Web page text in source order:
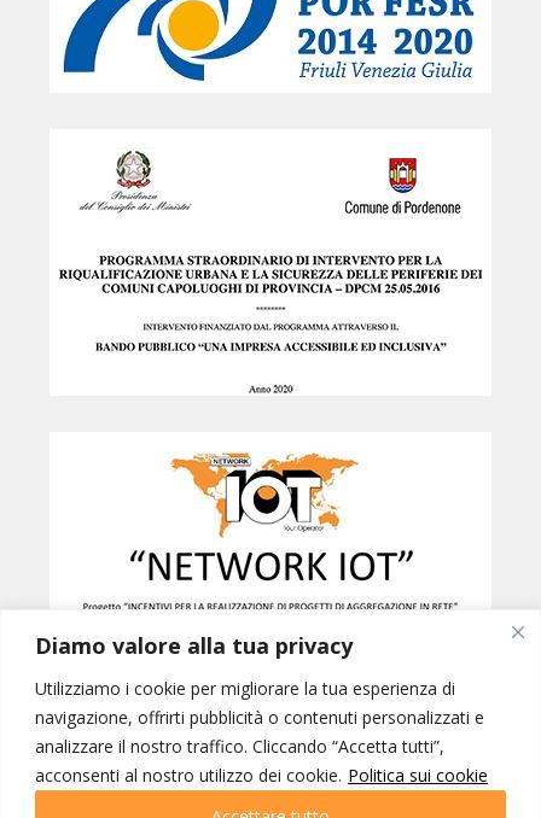
Diamo valore alla tua privacy
Utilizziamo i cookie per migliorare la tua esperienza di
navigazione, offrirti pubblicità o contenuti personalizzati e
analizzare il nostro traffico. Cliccando “Accetta tutti”,
acconsenti al nostro utilizzo dei cookie. Politica sui cookie
Created byB42
NETWORK IOT © INTERNATIONAL ORGANIZATION OF TOURISM SRL -
PORDENONE p.iva 01228770937 | IOT VIAGGI SRL - GORIZIA p.iva